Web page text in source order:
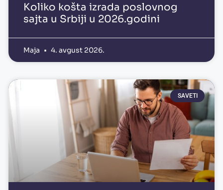
Koliko košta izrada poslovnog
sajta u Srbiji u 2026.godini
Maja 4. avgust 2026.
SAVETI